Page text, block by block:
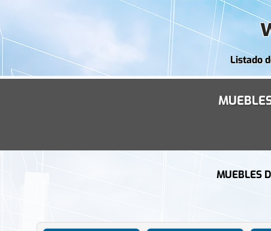
Listado
MUEBLES